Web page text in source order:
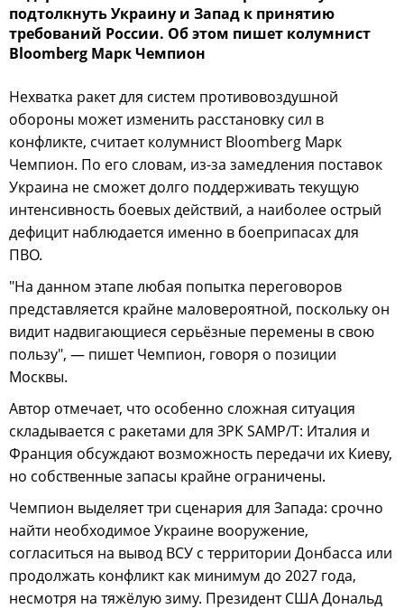
подтолкнуть Украину и Запад к принятию
требований России. Об этом пишет колумнист
Bloomberg Марк Чемпион
Нехватка ракет для систем противовоздушной
обороны может изменить расстановку сил в
конфликте, считает колумнист Bloomberg Марк
Чемпион. По его словам, из-за замедления поставок
Украина не сможет долго поддерживать текущую
интенсивность боевых действий, а наиболее острый
дефицит наблюдается именно в боеприпасах для
ПВО.
"На данном этапе любая попытка переговоров
представляется крайне маловероятной, поскольку он
видит надвигающиеся серьёзные перемены в свою
пользу", — пишет Чемпион, говоря о позиции
Москвы.
Автор отмечает, что особенно сложная ситуация
складывается с ракетами для ЗРК SAMP/T: Италия и
Франция обсуждают возможность передачи их Киеву,
но собственные запасы крайне ограничены.
Чемпион выделяет три сценария для Запада: срочно
найти необходимое Украине вооружение,
согласиться на вывод ВСУ с территории Донбасса или
продолжать конфликт как минимум до 2027 года,
несмотря на тяжёлую зиму. Президент США Дональд